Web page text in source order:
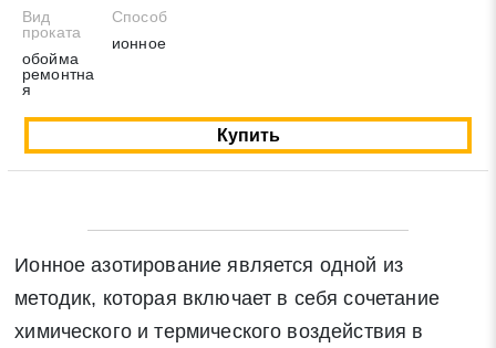
Вид
проката
обойма
ремонтна
я
Способ
ионное
Купить
Ионное азотирование является одной из
методик, которая включает в себя сочетание
химического и термического воздействия в